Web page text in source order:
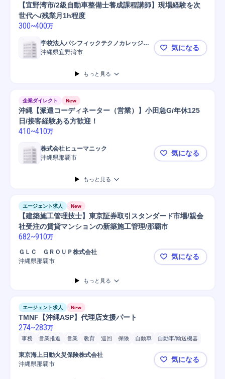
【宜野湾市/2級自動車整備士養成課程講師】現場経験を次
世代へ/残業月1h程度
300~400万
学校法人パシフィックテクノカレッジ学
園
沖縄県宜野湾市 【宜野湾市/
気になる
もっと見る
企業ダイレクト New
沖縄【派遣コーディネーター（営業）】小田急G/年休125
日/接客経験ある方歓迎！
410~410万
株式会社ヒューマニック
沖縄県那覇市
沖縄【派遣
気になる
もっと見る
エージェント求人 New
【建築施工管理技士】東京証券取引スタンダード市場/親会
社受注の賃貸マンションの新築施工管理/那覇市
682~910万
ＧＬＣ ＧＲＯＵＰ株式会社
沖縄県那覇市
【建築施工
気になる
もっと見る
エージェント求人 New
TMNF【沖縄ASP】代理店支援パート
274~283万
事務 営業推進 営業 教育 巡回 保険 自動車
自動車/輸送機器
自動車/輸送機械
東京海上日動火災保険株式会社
沖縄県那覇市
TMNF【沖
気になる